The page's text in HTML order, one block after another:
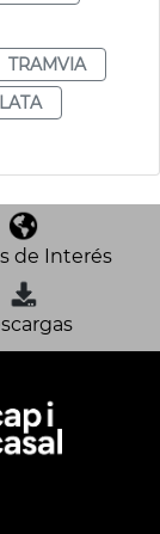
TRAMVIA
de Interés